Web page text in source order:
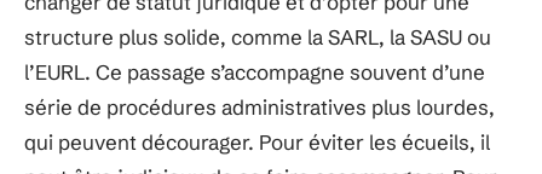
structure plus solide, comme la SARL, la SASU ou
l’EURL. Ce passage s’accompagne souvent d’une
série de procédures administratives plus lourdes,
qui peuvent décourager. Pour éviter les écueils, il